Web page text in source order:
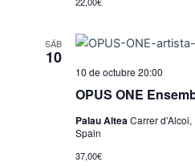
SÁB
10
OPUS ONE
10 de octubre 20:00
Palau AlteaCarrer
Spain
37,00€